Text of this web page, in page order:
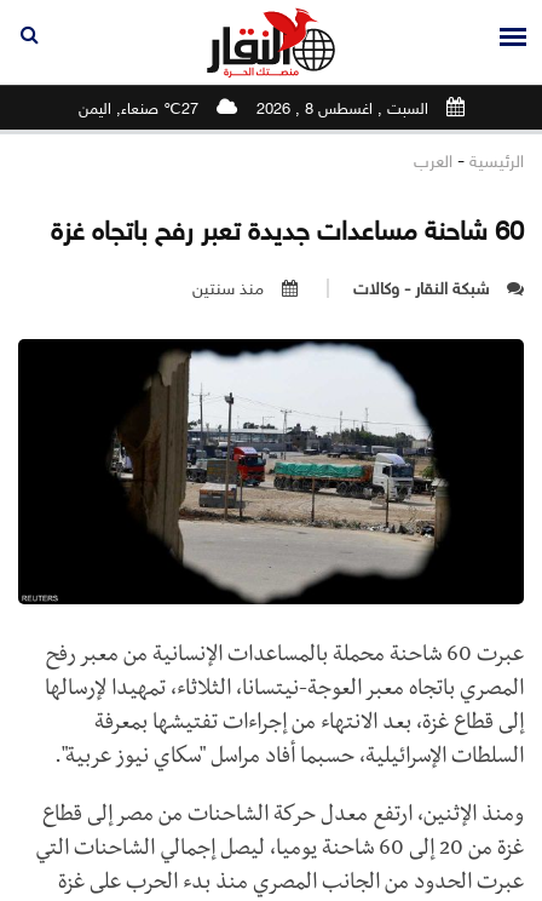
السبت , اغسطس 8 , 2026 27℃ صنعاء, اليمن
الرئيسية - العرب
60 شاحنة مساعدات جديدة تعبر رفح باتجاه غزة
شبكة النقار - وكالات منذ سنتين
عبرت 60 شاحنة محملة بالمساعدات الإنسانية من معبر رفح
المصري باتجاه معبر العوجة-نيتسانا، الثلاثاء، تمهيدا لإرسالها
إلى قطاع غزة، بعد الانتهاء من إجراءات تفتيشها بمعرفة
السلطات الإسرائيلية، حسبما أفاد مراسل "سكاي نيوز عربية".
ومنذ الإثنين، ارتفع معدل حركة الشاحنات من مصر إلى قطاع
غزة من 20 إلى 60 شاحنة يوميا، ليصل إجمالي الشاحنات التي
عبرت الحدود من الجانب المصري منذ بدء الحرب على غزة